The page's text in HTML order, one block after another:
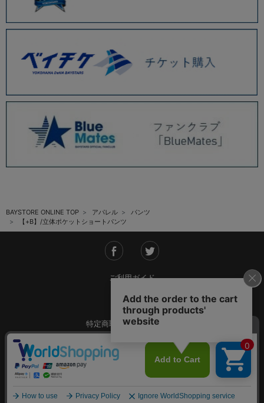
BAYSTORE ONLINE TOP アパレル
パンツ
【+B】/立体ポケットショートパンツ
ご利用ガイド
会社概要
特定商取引法に基づく表記
ご利用規約
Copyright © YOKOHAMA DeNA BAYSTARS All Rights Reserved.